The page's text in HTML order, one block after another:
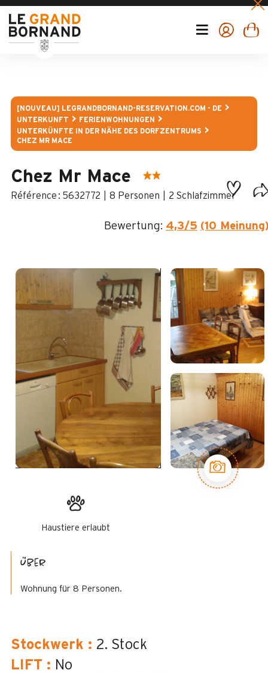
[NOUVEAU] LEGRANDBORNAND-RESERVATION.COM - DE
UNTERKUNFT
FERIENWOHNUNGEN
UNTERKÜNFTE IN DER NÄHE DES DORFZENTRUMS
CHEZ MR MACE
Chez Mr Mace
: 5632772 8 Personen 2 Schlafzimmer
Bewertung: 4,3/5 (10
Haustiere erlaubt
Über
Wohnung für 8 Personen.
Stockwerk : 2. Stock
LIFT : No